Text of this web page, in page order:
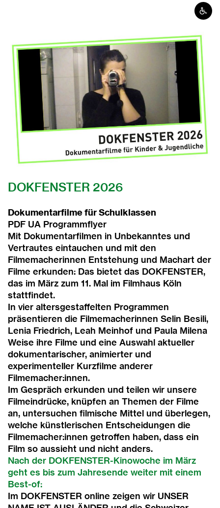
2016
2015
2014
2013
2012
2011
2010
2009
2008
2007
2006
2005
2004
2003
2002
2001
2000
1999
DOKFENSTER 2026
Dokumentarfilme für Schulklassen
PDF UA Programmflyer
Mit Dokumentarfilmen in Unbekanntes und
Vertrautes eintauchen und mit den
Filmemacherinnen Entstehung und Machart der
Filme erkunden: Das bietet das DOKFENSTER,
das im März zum 11. Mal im Filmhaus Köln
stattfindet.
In vier altersgestaffelten Programmen
präsentieren die Filmemacherinnen Selin Besili,
Lenia Friedrich, Leah Meinhof und Paula Milena
Weise ihre Filme und eine Auswahl aktueller
dokumentarischer, animierter und
experimenteller Kurzfilme anderer
Filmemacher:innen.
Im Gespräch erkunden und teilen wir unsere
Filmeindrücke, knüpfen an Themen der Filme
an, untersuchen filmische Mittel und überlegen,
welche künstlerischen Entscheidungen die
Filmemacher:innen getroffen haben, dass ein
Film so aussieht und nicht anders.
Nach der DOKFENSTER-Kinowoche im März
geht es bis zum Jahresende weiter mit einem
Best-of:
Im DOKFENSTER online zeigen wir UNSER